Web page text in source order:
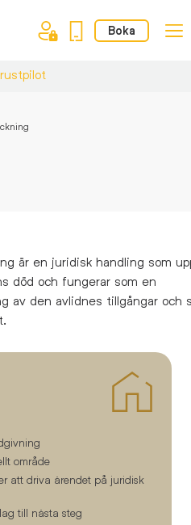
Boka
är en juridisk handling som
död och fungerar som en
av den avlidnes tillgångar och
område
att driva ärendet på juridisk
till nästa steg